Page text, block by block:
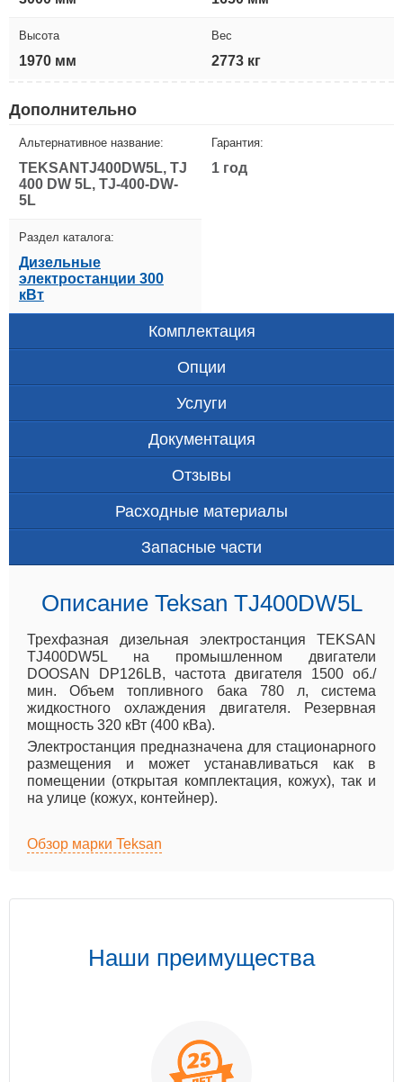
Высота
1970 мм
Вес
2773 кг
Дополнительно
Альтернативное название:
TEKSANTJ400DW5L, TJ
400 DW 5L, TJ-400-DW-
5L
Гарантия:
1 год
Раздел каталога:
Дизельные
электростанции 300
кВт
Комплектация
Опции
Услуги
Документация
Отзывы
Расходные материалы
Запасные части
Описание Teksan TJ400DW5L
Трехфазная дизельная электростанция TEKSAN
TJ400DW5L на промышленном двигатели
DOOSAN DP126LB, частота двигателя 1500 об./
мин. Объем топливного бака 780 л, система
жидкостного охлаждения двигателя. Резервная
мощность 320 кВт (400 кВа).
Электростанция предназначена для стационарного
размещения и может устанавливаться как в
помещении (открытая комплектация, кожух), так и
на улице (кожух, контейнер).
Обзор марки Teksan
Наши преимущества